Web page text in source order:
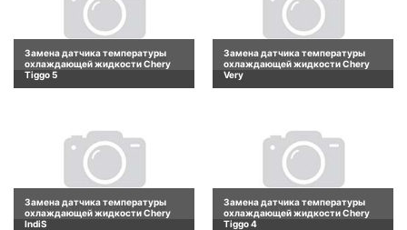
Замена датчика температуры
охлаждающей жидкости Chery
Tiggo 5
Замена датчика температуры
охлаждающей жидкости Chery
Very
Замена датчика температуры
охлаждающей жидкости Chery
IndiS
Замена датчика температуры
охлаждающей жидкости Chery
Tiggo 4